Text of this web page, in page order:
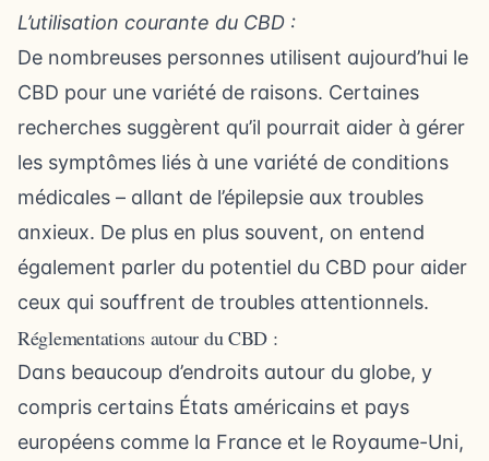
L’utilisation courante du CBD :
De nombreuses personnes utilisent aujourd’hui le
CBD pour une variété de raisons. Certaines
recherches suggèrent qu’il pourrait aider à gérer
les symptômes liés à une variété de conditions
médicales – allant de l’épilepsie aux troubles
anxieux. De plus en plus souvent, on entend
également parler du potentiel du CBD pour aider
ceux qui souffrent de troubles attentionnels.
Réglementations autour du CBD :
Dans beaucoup d’endroits autour du globe, y
compris certains États américains et pays
européens comme la France et le Royaume-Uni,